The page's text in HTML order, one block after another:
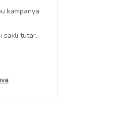
kampanya
saklı tutar.